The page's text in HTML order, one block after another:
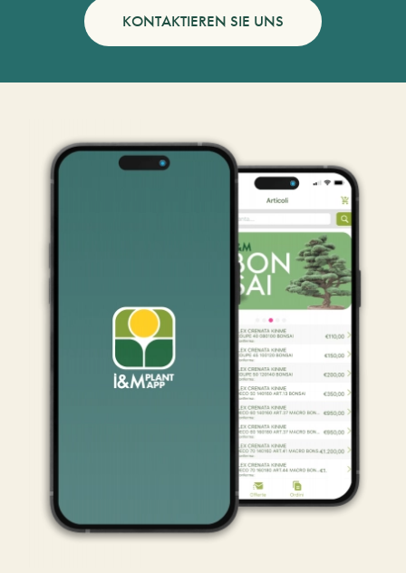
KONTAKTIEREN SIE UNS